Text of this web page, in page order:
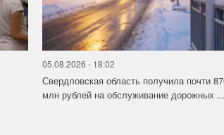
05.08.2026 - 18:02
Свердловская область получила почти
млн рублей на обслуживание дорожных ...